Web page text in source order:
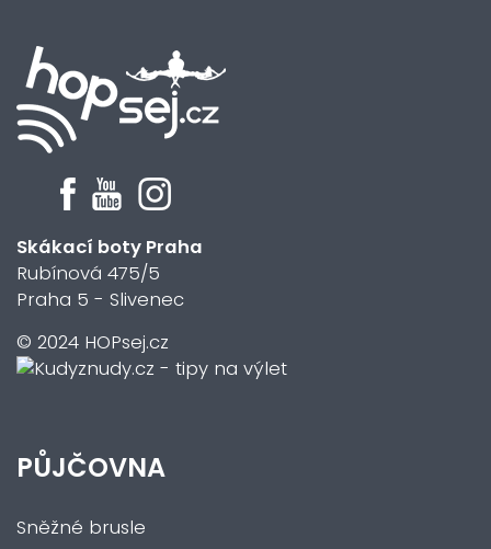
Skákací boty Praha
Rubínová 475/5
Praha 5 - Slivenec
© 2024 HOPsej.cz
PŮJČOVNA
Sněžné brusle